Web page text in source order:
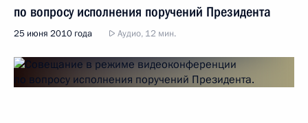
по вопросу исполнения поручений Президента
25 июня 2010 года Аудио, 12 мин.